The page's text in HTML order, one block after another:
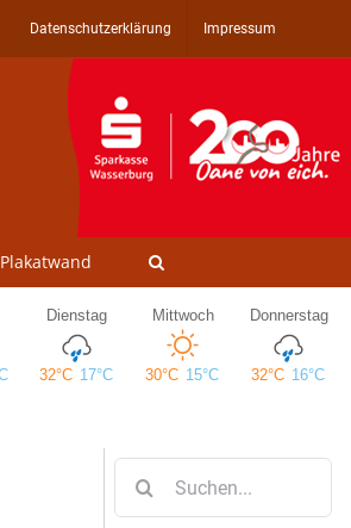
Datenschutzerklärung Impressum
Plakatwand
nach: